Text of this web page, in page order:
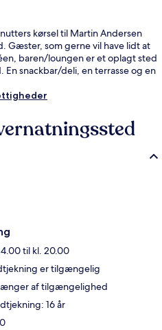
kørsel til Martin Andersen
Gæster, som gerne vil have lidt at
baren/loungen er et oplagt sted
snackbar/deli, en terrasse og en
til kl. 20.00
er tilgængelig
af tilgængelighed
16 år